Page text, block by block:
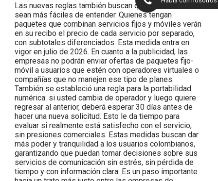
Las nuevas reglas también buscan que las facturas
sean más fáciles de entender. Quienes tengan
paquetes que combinan servicios fijos y móviles verán
en su recibo el precio de cada servicio por separado,
con subtotales diferenciados. Esta medida entra en
vigor en julio de 2026. En cuanto a la publicidad, las
empresas no podrán enviar ofertas de paquetes fijo-
móvil a usuarios que estén con operadores virtuales o
compañías que no manejen ese tipo de planes.
También se estableció una regla para la portabilidad
numérica: si usted cambia de operador y luego quiere
regresar al anterior, deberá esperar 30 días antes de
hacer una nueva solicitud. Esto le da tiempo para
evaluar si realmente está satisfecho con el servicio,
sin presiones comerciales. Estas medidas buscan dar
más poder y tranquilidad a los usuarios colombianos,
garantizando que puedan tomar decisiones sobre sus
servicios de comunicación sin estrés, sin pérdida de
tiempo y con información clara. Es un paso importante